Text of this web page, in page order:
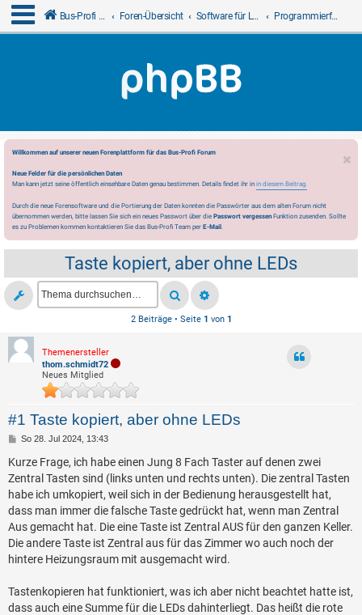
Bus-Profi GmbH Foren-Übersicht Software für LCN Programmierfragen
Willkommen auf unserer neuen Forenplattform für das Bus-Profi Forum
Neue Felder für die persönlichen Daten
Man kann jetzt seine öffentlich einsehbare Daten genau bestimmen. Details findet ihr in in diesem Beitrag.
Durch die neue Forensoftware und die Portierung der Daten konnten die Passwörter aus dem alten Forum nicht
übernommen werden, bitte lassen Sie sich ein neues Passwort über die Passwort vergessen Funktion zusenden. Sollte
es zu Problemen kommen kontaktieren Sie das Bus-Profi Team per E-Mail.
Taste kopiert, aber ohne LEDs
2 Beiträge • Seite 1 von 1
Themenersteller
thom.schmidt72
Neues Mitglied
#1 Taste kopiert, aber ohne LEDs
B
i
t
r
a
g
So 28. Jul 2024, 13:43
Kurze Frage, ich habe einen Jung 8 Fach Taster auf denen zwei
Zentral Tasten sind (links unten und rechts unten). Die zentral Tasten
habe ich umkopiert, weil sich in der Bedienung herausgestellt hat,
dass man immer die falsche Taste gedrückt hat, wenn man Zentral
Aus gemacht hat. Die eine Taste ist Zentral AUS für den ganzen Keller.
Die andere Taste ist Zentral aus für das Zimmer wo auch noch der
hintere Heizungsraum mit ausgemacht wird.
Tastenkopieren hat funktioniert, was ich aber nicht beachtet hatte ist,
dass auch eine Summe für die LEDs dahinterliegt. Das heißt die rote